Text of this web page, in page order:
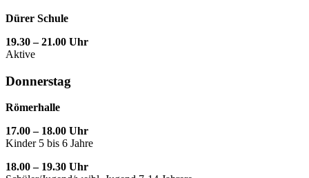
Dürer Schule
19.30 – 21.00 Uhr
Aktive
Donnerstag
Römerhalle
17.00 – 18.00 Uhr
Kinder 5 bis 6 Jahre
18.00 – 19.30 Uhr